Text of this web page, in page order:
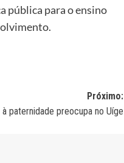
pública para o ensino
Próximo:
à paternidade preocupa no Uíge